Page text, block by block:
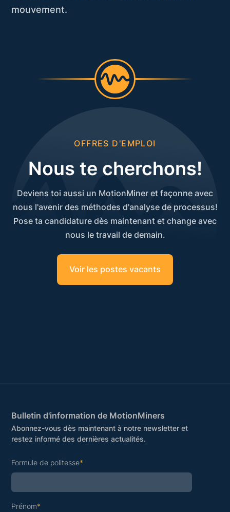
mouvement.
OFFRES D'EMPLOI
Nous te cherchons!
Deviens toi aussi un MotionMiner et façonne avec
nous l'avenir des méthodes d'analyse de processus!
Pose ta candidature dès maintenant et change avec
nous le travail de demain.
Voir les postes vacants
Bulletin d'information de MotionMiners
Abonnez-vous dès maintenant à notre newsletter et
restez informé des dernières actualités.
Formule de politesse*
Prénom*